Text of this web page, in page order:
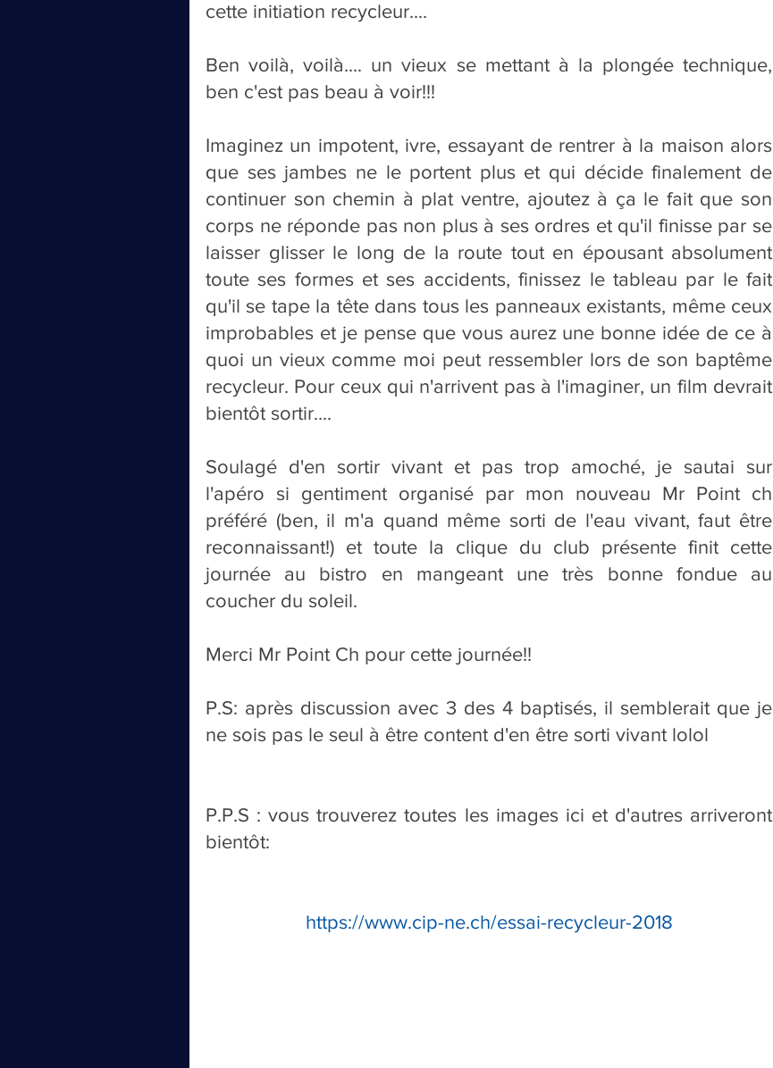
cette initiation recycleur....
Ben voilà, voilà.... un vieux se mettant à la plongée technique,
ben c'est pas beau à voir!!!
Imaginez un impotent, ivre, essayant de rentrer à la maison alors
que ses jambes ne le portent plus et qui décide finalement de
continuer son chemin à plat ventre, ajoutez à ça le fait que son
corps ne réponde pas non plus à ses ordres et qu'il finisse par se
laisser glisser le long de la route tout en épousant absolument
toute ses formes et ses accidents, finissez le tableau par le fait
qu'il se tape la tête dans tous les panneaux existants, même ceux
improbables et je pense que vous aurez une bonne idée de ce à
quoi un vieux comme moi peut ressembler lors de son baptême
recycleur. Pour ceux qui n'arrivent pas à l'imaginer, un film devrait
bientôt sortir....
Soulagé d'en sortir vivant et pas trop amoché, je sautai sur
l'apéro si gentiment organisé par mon nouveau Mr Point ch
préféré (ben, il m'a quand même sorti de l'eau vivant, faut être
reconnaissant!) et toute la clique du club présente finit cette
journée au bistro en mangeant une très bonne fondue au
coucher du soleil.
Merci Mr Point Ch pour cette journée!!
P.S: après discussion avec 3 des 4 baptisés, il semblerait que je
ne sois pas le seul à être content d'en être sorti vivant lolol
P.P.S : vous trouverez toutes les images ici et d'autres arriveront
bientôt:
https://www.cip-ne.ch/essai-recycleur-2018